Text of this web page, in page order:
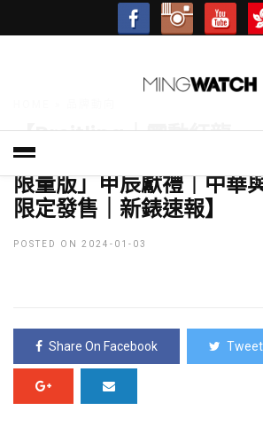
- Advertisement -
【Breitling｜靈動紅龍．
Chronomat B01 42 計時
限量版」甲辰獻禮｜中華
限定發售｜新錶速報】
POSTED ON 2024-01-03
Share On Facebook